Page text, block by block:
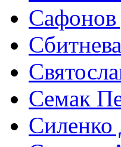
Семак
Силенко